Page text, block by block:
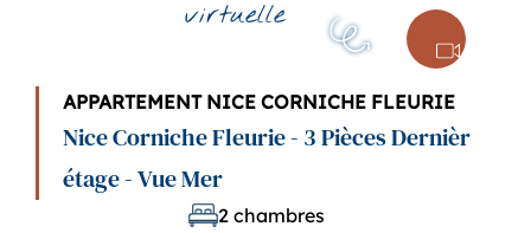
virtuelle
APPARTEMENT NICE CORNICHE FLEURIE
Nice Corniche Fleurie - 3 Pièces Dernièr
étage - Vue Mer
2 chambres